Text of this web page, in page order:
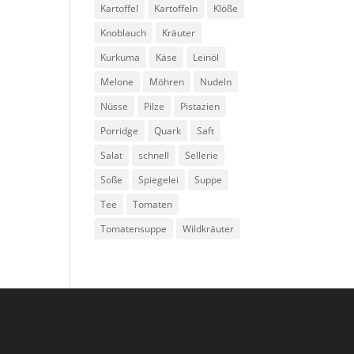
Kartoffel
Kartoffeln
Klöße
Knoblauch
Kräuter
Kurkuma
Käse
Leinöl
Melone
Möhren
Nudeln
Nüsse
Pilze
Pistazien
Porridge
Quark
Saft
Salat
schnell
Sellerie
Soße
Spiegelei
Suppe
Tee
Tomaten
Tomatensuppe
Wildkräuter